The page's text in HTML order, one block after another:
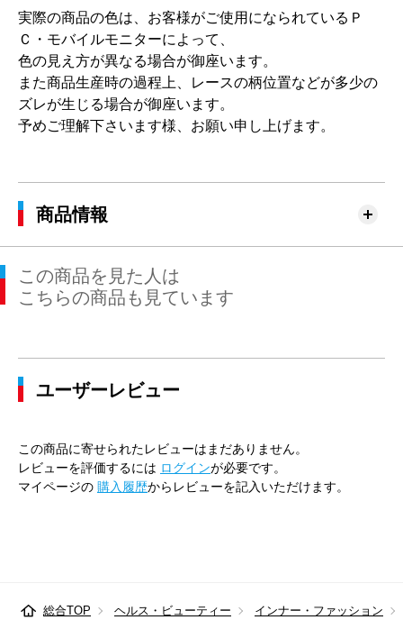
実際の商品の色は、お客様がご使用になられているＰ
Ｃ・モバイルモニターによって、
色の見え方が異なる場合が御座います。
また商品生産時の過程上、レースの柄位置などが多少の
ズレが生じる場合が御座います。
予めご理解下さいます様、お願い申し上げます。
商品情報
この商品を見た人は
こちらの商品も見ています
ユーザーレビュー
この商品に寄せられたレビューはまだありません。
レビューを評価するには ログインが必要です。
マイページの 購入履歴からレビューを記入いただけます。
総合TOP ヘルス・ビューティー インナー・ファッション